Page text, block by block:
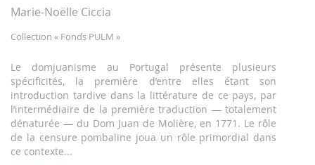
de
gallerie
Marie-Noëlle Ciccia
Collection « Fonds PULM »
Le domjuanisme au Portugal présente plusieurs
spécificités, la première d’entre elles étant son
introduction tardive dans la littérature de ce pays, par
l’intermédiaire de la première traduction — totalement
dénaturée — du Dom Juan de Molière, en 1771. Le rôle
de la censure pombaline joua un rôle primordial dans
ce contexte...